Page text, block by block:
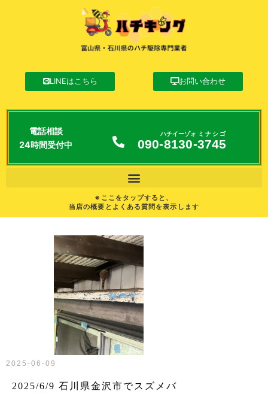
LINEはこちら お問い合わせ
電話相談
24時間受付中
090-8130
ハチイーゾォ
-3745
ミナシゴ
※ここをタップすると、
当店の概要とよくある質問を表示します
2025-06-09
2025/6/9 石川県金沢市でスズメバ